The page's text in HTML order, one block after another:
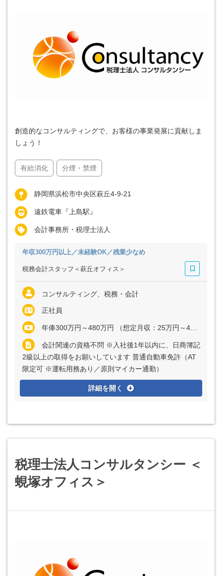
創造的なコンサルティングで、お客様の事業発展に貢献しま
しょう！
有給消化 分煙・禁煙
静岡県浜松市中央区萩丘4-9-21
遠鉄電車『上島駅』
会計事務所・税理士法人
年収300万円以上／未経験OK／残業少なめ
税務会計スタッフ＜萩丘オフィス＞
コンサルティング、税務・会計
正社員
年俸300万円～480万円 （想定月収：25万円～40万円） ※経験・能力など考慮の上、決定いたします ※上記に固定残業代（月20時間分＝3万9062円～6万2500円）を含む ※超過分は別途全額支給
会計関連の資格不問 ※入社後1年以内に、日商簿記
2級以上の取得をお願いしています 普通自動車免許（AT
限定可 ※運転用務あり／原則マイカー通勤）
詳細を開く
税理士法人コンサルタンシー ＜
蜆塚オフィス＞